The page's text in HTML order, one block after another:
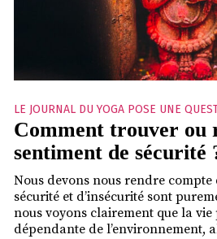
LE JOURNAL DU YOGA POSE UNE
Comment trouver ou
sentiment de sécurité
Nous devons nous rendre compte
sécurité et d’insécurité sont
nous voyons clairement que la
dépendante de l’environnement,